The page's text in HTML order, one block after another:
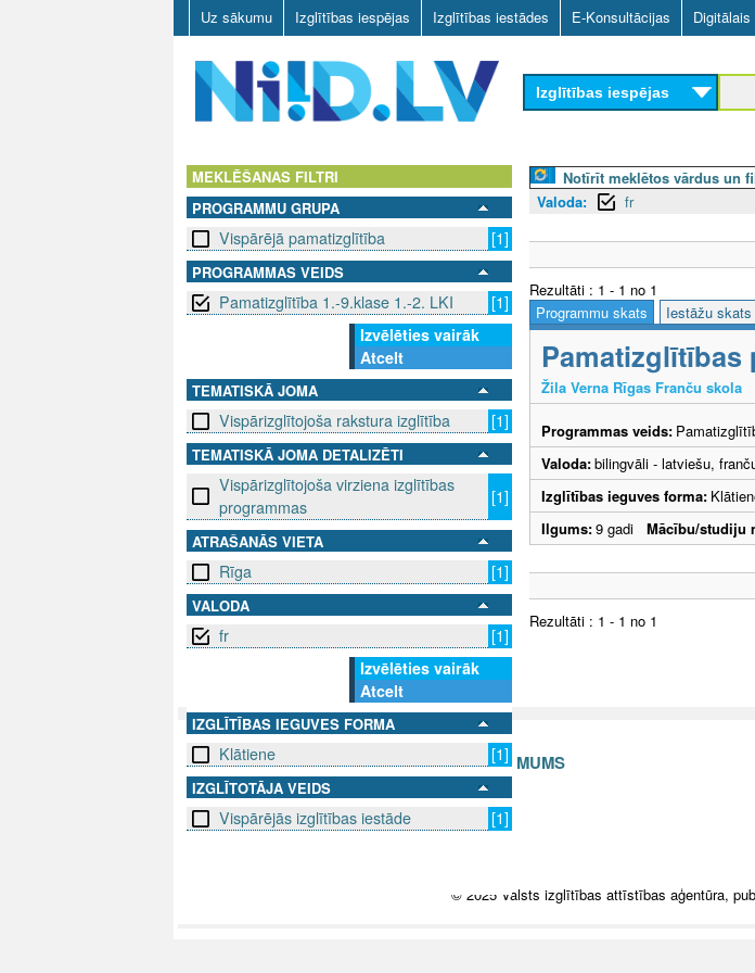
Skip
to
main
content
Uz sākumu Izglītības iespējas Izglītības iestādes E-Konsultācijas
D
V
Izglītības iespējas
MEKLĒŠANAS FILTRI
PROGRAMMU GRUPA
Vispārējā pamatizglītība [1]
PROGRAMMAS VEIDS
Pamatizglītība 1.-9.klase 1.-2. LKI
[1]
Izvēlēties vairāk
Atcelt
TEMATISKĀ JOMA
Vispārizglītojoša rakstura izglītība [1]
TEMATISKĀ JOMA DETALIZĒTI
Vispārizglītojoša virziena izglītības
programmas
[1]
ATRAŠANĀS VIETA
Rīga [1]
VALODA
fr
[1]
Izvēlēties vairāk
Atcelt
IZGLĪTĪBAS IEGUVES FORMA
Klātiene [1]
IZGLĪTOTĀJA VEIDS
Vispārējās izglītības iestāde [1]
Notīrīt meklētos vārdus un
Valoda:
fr
Rezultāti : 1 - 1 no 1
Programmu skats
Iestāžu skats
Pamatizglītības
Žila Verna Rīgas Franču skola
Programmas veids:
Valoda:bilingvāli - latviešu,
Izglītības ieguves forma:
Ilgums:9 gadi Mācību/studiju
Rezultāti : 1 - 1 no 1
SEKO MUMS SAZINIES AR MUMS
info@niid.lv
© 2025 Valsts izglītības attīstības aģentūra,